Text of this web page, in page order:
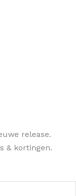
release.
& kortingen.